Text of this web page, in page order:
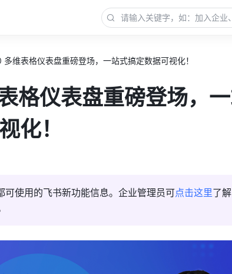
多维表格仪表盘重磅登场，一站式搞定数据可视化！
格仪表盘重磅登场，
化！
可使用的飞书新功能信息。企业管理员可点击这里了